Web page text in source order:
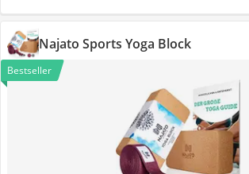
Najato Sports Yoga Block
Bestseller